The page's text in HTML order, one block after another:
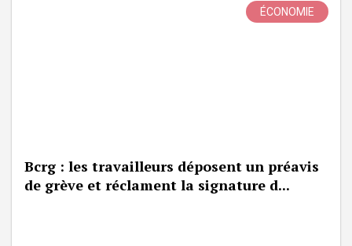
ÉCONOMIE
Bcrg : les travailleurs déposent un préavis
de grève et réclament la signature d...